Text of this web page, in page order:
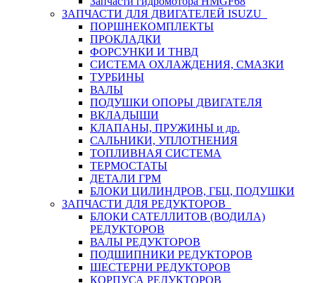
ЗАПЧАСТИ ДЛЯ ДВИГАТЕЛЕЙ ISUZU
ПОРШНЕКОМПЛЕКТЫ
ПРОКЛАДКИ
ФОРСУНКИ И ТНВД
СИСТЕМА ОХЛАЖДЕНИЯ, СМАЗКИ
ТУРБИНЫ
ВАЛЫ
ПОДУШКИ ОПОРЫ ДВИГАТЕЛЯ
ВКЛАДЫШИ
КЛАПАНЫ, ПРУЖИНЫ и др.
САЛЬНИКИ, УПЛОТНЕНИЯ
ТОПЛИВНАЯ СИСТЕМА
ТЕРМОСТАТЫ
ДЕТАЛИ ГРМ
БЛОКИ ЦИЛИНДРОВ, ГБЦ, ПОДУШКИ
ЗАПЧАСТИ ДЛЯ РЕДУКТОРОВ
БЛОКИ САТЕЛЛИТОВ (ВОДИЛА)
РЕДУКТОРОВ
ВАЛЫ РЕДУКТОРОВ
ПОДШИПНИКИ РЕДУКТОРОВ
ШЕСТЕРНИ РЕДУКТОРОВ
КОРПУСА РЕДУКТОРОВ